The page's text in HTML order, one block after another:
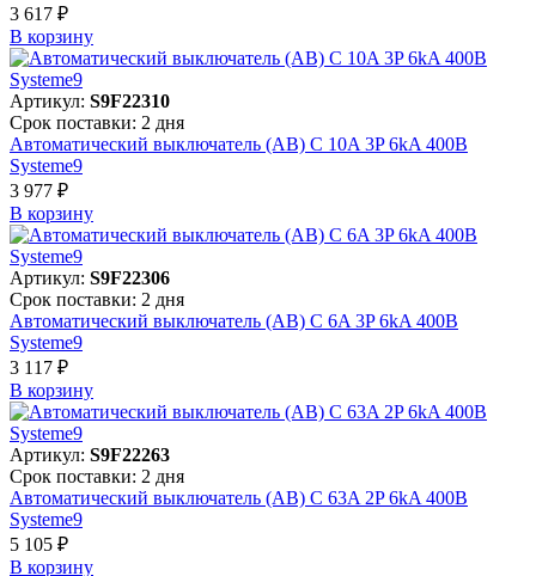
3 617 ₽
В корзинy
Артикул: S9F22310
Срок поставки: 2 дня
Автоматический выключатель (АВ) C 10A 3P 6kA 400В
Systeme9
3 977 ₽
В корзинy
Артикул: S9F22306
Срок поставки: 2 дня
Автоматический выключатель (АВ) C 6A 3P 6kA 400В
Systeme9
3 117 ₽
В корзинy
Артикул: S9F22263
Срок поставки: 2 дня
Автоматический выключатель (АВ) C 63A 2P 6kA 400В
Systeme9
5 105 ₽
В корзинy